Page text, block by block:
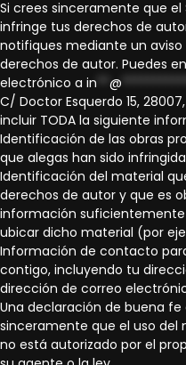
Si crees sinceramente que
infringe tus derechos de
notifiques mediante un
derechos de autor. Puedes
electrónico a in @
C/ Doctor Esquerdo 15,
incluir TODA la siguiente
Identificación de las obras
que alegas han sido
Identificación del material
derechos de autor y que es
información
ubicar dicho material (por
Información de contacto
contigo, incluyendo tu
dirección de correo
Una declaración de buena
sinceramente que el uso
no está autorizado por el